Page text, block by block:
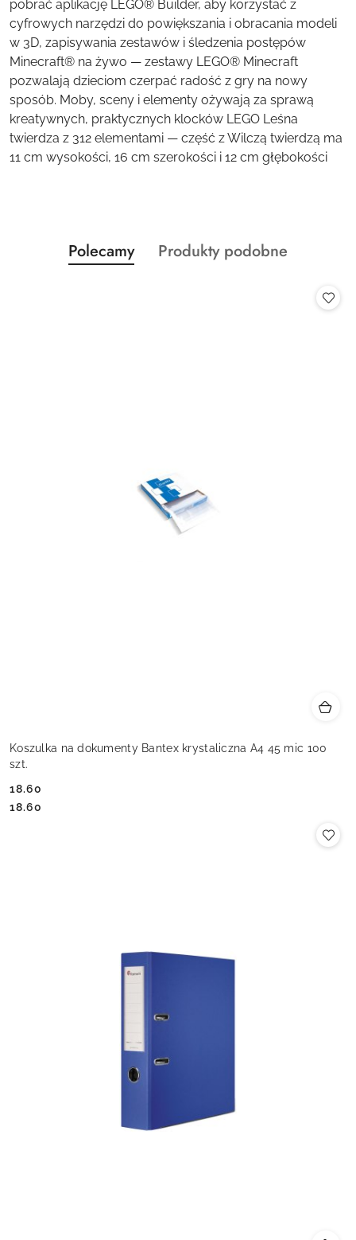
pobrać aplikację LEGO® Builder, aby korzystać z
cyfrowych narzędzi do powiększania i obracania modeli
w 3D, zapisywania zestawów i śledzenia postępów
Minecraft® na żywo — zestawy LEGO® Minecraft
pozwalają dzieciom czerpać radość z gry na nowy
sposób. Moby, sceny i elementy ożywają za sprawą
kreatywnych, praktycznych klocków LEGO Leśna
twierdza z 312 elementami — część z Wilczą twierdzą ma
11 cm wysokości, 16 cm szerokości i 12 cm głębokości
Pomiń karuzelę produktów
Produkty
o
Polecamy
Produkty
Produkty podobne
Koszulka na dokumenty Bantex krystaliczna A4 45 mic 100
szt.
Cena:
18.60
Cena:
18.60